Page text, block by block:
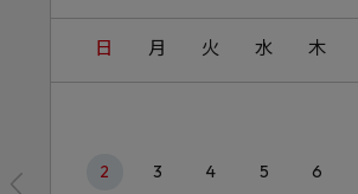
日 月 火 水 木
2 3 4 5 6